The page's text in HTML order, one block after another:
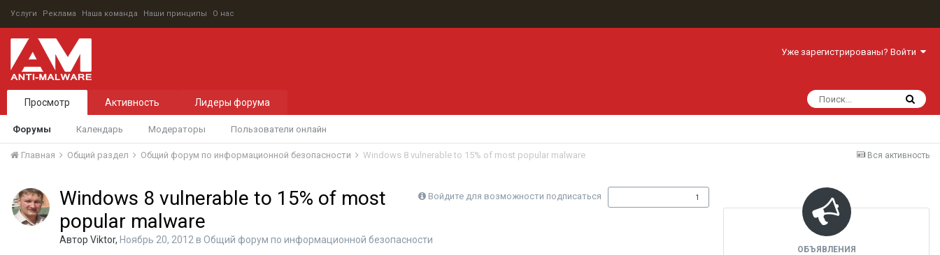
Услуги Реклама Наша команда Наши принципы О нас
Уже зарегистрированы? Войти
Просмотр
Форумы Календарь Модераторы Пользователи онлайн
Активность Лидеры форума
Вся активность
Главная Общий раздел Общий форум по информационной безопасности Windows 8 vulnerable to 15% of most popular malware
Войдите для возможности подписаться 1
Windows 8 vulnerable to 15% of most
popular malware
Автор Viktor, Ноябрь 20, 2012 в Общий форум по информационной безопасности
ОБЪЯВЛЕНИЯ